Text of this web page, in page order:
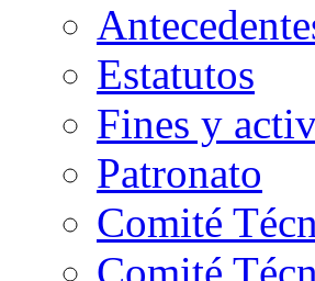
Estatutos
Fines y
Patronato
Comité